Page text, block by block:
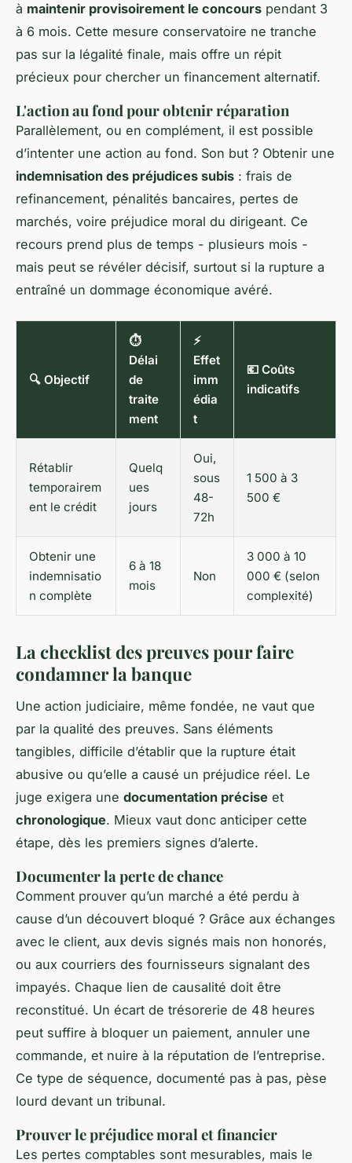
à maintenir provisoirement le concours pendant 3
à 6 mois. Cette mesure conservatoire ne tranche
pas sur la légalité finale, mais offre un répit
précieux pour chercher un financement alternatif.
L'action au fond pour obtenir réparation
Parallèlement, ou en complément, il est possible
d’intenter une action au fond. Son but ? Obtenir une
indemnisation des préjudices subis : frais de
refinancement, pénalités bancaires, pertes de
marchés, voire préjudice moral du dirigeant. Ce
recours prend plus de temps - plusieurs mois -
mais peut se révéler décisif, surtout si la rupture a
entraîné un dommage économique avéré.
🔍 Objectif
⏱️
Délai
de
traite
ment
⚡
Effet
imm
édia
t
💶 Coûts
indicatifs
Rétablir
temporairem
ent le crédit
Quelq
ues
jours
Oui,
sous
48-
72h
1 500 à 3
500 €
Obtenir une
indemnisatio
n complète
6 à 18
mois
Non
3 000 à 10
000 € (selon
complexité)
La checklist des preuves pour faire
condamner la banque
Une action judiciaire, même fondée, ne vaut que
par la qualité des preuves. Sans éléments
tangibles, difficile d’établir que la rupture était
abusive ou qu’elle a causé un préjudice réel. Le
juge exigera une documentation précise et
chronologique. Mieux vaut donc anticiper cette
étape, dès les premiers signes d’alerte.
Documenter la perte de chance
Comment prouver qu’un marché a été perdu à
cause d’un découvert bloqué ? Grâce aux échanges
avec le client, aux devis signés mais non honorés,
ou aux courriers des fournisseurs signalant des
impayés. Chaque lien de causalité doit être
reconstitué. Un écart de trésorerie de 48 heures
peut suffire à bloquer un paiement, annuler une
commande, et nuire à la réputation de l’entreprise.
Ce type de séquence, documenté pas à pas, pèse
lourd devant un tribunal.
Prouver le préjudice moral et financier
Les pertes comptables sont mesurables, mais le